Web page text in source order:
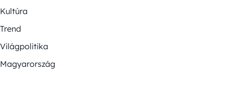
Kultúra
Trend
Világpolitika
Magyarország